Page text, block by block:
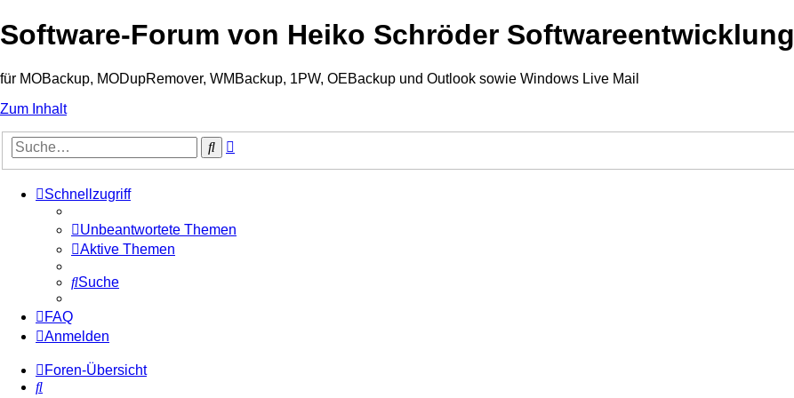
Software-Forum von Heiko Schröder Softwareentwicklung
für MOBackup, MODupRemover, WMBackup, 1PW, OEBackup und Outlook sowie Windows Live Mail
Zum Inhalt
Suche
Schnellzugriff
Unbeantwortete Themen
Aktive Themen
Suche
FAQ
Anmelden
Foren-Übersicht
Suche